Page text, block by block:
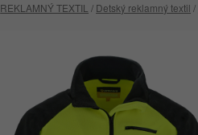
REKLAMNÝ TEXTIL / Detský reklamný textil /